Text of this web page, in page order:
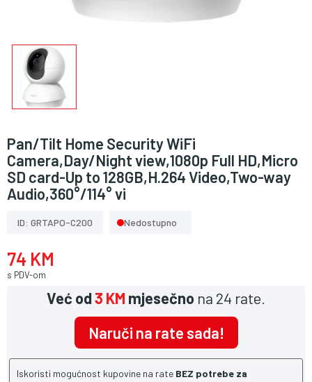
Pan/Tilt Home Security WiFi
Camera,Day/Night view,1080p Full HD,Micro
SD card-Up to 128GB,H.264 Video,Two-way
Audio,360°/114° vi
ID: GRTAPO-C200 Nedostupno
74 KM
s PDV-om
Već od3 KM mjesečno na 24 rate.
Naruči na rate sada!
Iskoristi mogućnost kupovine na rate BEZ potrebe za